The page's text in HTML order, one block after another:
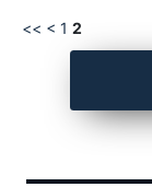
<< < 1 2